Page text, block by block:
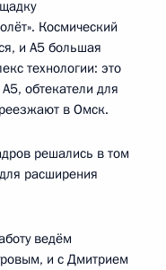
Космический
и А5 большая
технологии: это
обтекатели для
в Омск.
решались в том
расширения
ведём
и с Дмитрием